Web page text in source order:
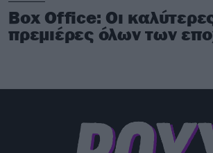
Box Office: Οι
πρεμιέρες όλων των